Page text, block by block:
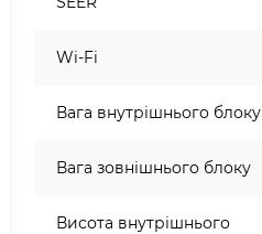
Wi-Fi
Вага внутрішнього блоку
Вага зовнішнього блоку
Висота внутрішнього